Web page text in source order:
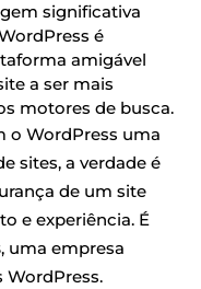
significativa
é
amigável
a ser mais
motores de busca.
o WordPress uma
sites, a verdade é
de um site
e experiência. É
, uma empresa
WordPress.